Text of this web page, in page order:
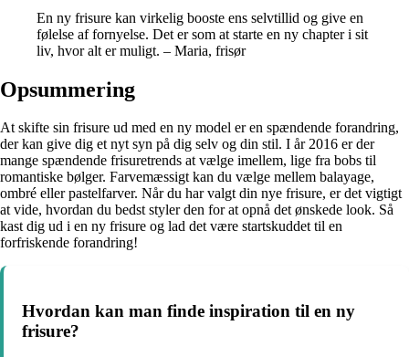
En ny frisure kan virkelig booste ens selvtillid og give en
følelse af fornyelse. Det er som at starte en ny chapter i sit
liv, hvor alt er muligt. – Maria, frisør
Opsummering
At skifte sin frisure ud med en ny model er en spændende forandring,
der kan give dig et nyt syn på dig selv og din stil. I år 2016 er der
mange spændende frisuretrends at vælge imellem, lige fra bobs til
romantiske bølger. Farvemæssigt kan du vælge mellem balayage,
ombré eller pastelfarver. Når du har valgt din nye frisure, er det vigtigt
at vide, hvordan du bedst styler den for at opnå det ønskede look. Så
kast dig ud i en ny frisure og lad det være startskuddet til en
forfriskende forandring!
Hvordan kan man finde inspiration til en ny
frisure?